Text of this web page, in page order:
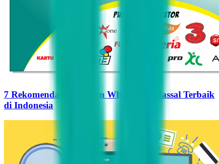
7 Rekomendasi Pengirim WhatsApp Massal Terbaik
di Indonesia